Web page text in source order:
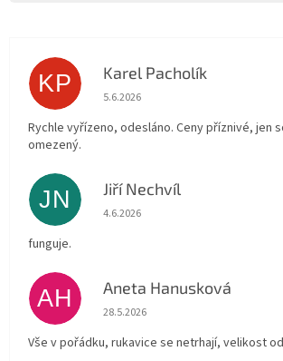
KP Karel Pacholík
Hodnocení obchodu je 4 z 5
5.6.2026
Rychle vyřízeno, odesláno. Ceny příznivé, jen
omezený.
JN Jiří Nechvíl
Hodnocení obchodu je 5 z 5
4.6.2026
funguje.
AH Aneta Hanusková
Hodnocení obchodu je 5 z 5
28.5.2026
Vše v pořádku, rukavice se netrhají, velikost